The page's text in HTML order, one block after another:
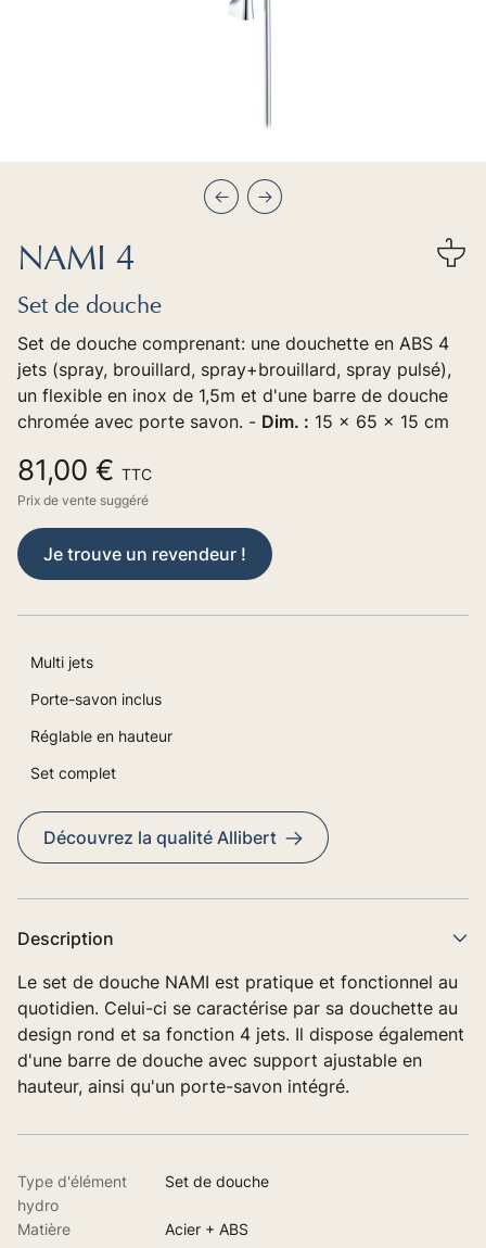
PrécédentSuivant
NAMI 4
Set de douche
Set de douche comprenant: une douchette en ABS 4
jets (spray, brouillard, spray+brouillard, spray pulsé),
un flexible en inox de 1,5m et d'une barre de douche
chromée avec porte savon. - Dim. : 15 x 65 x 15 cm
81,00 € TTC
Prix de vente suggéré
Je trouve un revendeur !
Multi jets
Porte-savon inclus
Réglable en hauteur
Set complet
Découvrez la qualité Allibert
Description
Le set de douche NAMI est pratique et fonctionnel au
quotidien. Celui-ci se caractérise par sa douchette au
design rond et sa fonction 4 jets. Il dispose également
d'une barre de douche avec support ajustable en
hauteur, ainsi qu'un porte-savon intégré.
Type d'élément
hydro
Set de douche
Matière
Acier + ABS